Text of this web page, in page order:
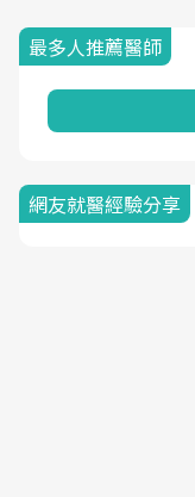
最多人推薦醫師
網友就醫經驗分享